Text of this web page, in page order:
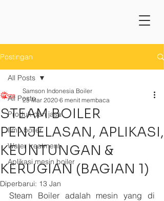
Postingan
All Posts
Produk dan jasa
Ilmu boiler
Water treatment
Aplikasi mesin boiler
All Posts
STEAM BOILER
PENJELASAN, APLIKASI,
KEUNTUNGAN &
KERUGIAN (BAGIAN 1)
Samson Indonesia Boiler
25 Mar 2020 6 menit membaca
Diperbarui: 13 Jan
Steam Boiler adalah mesin yang di